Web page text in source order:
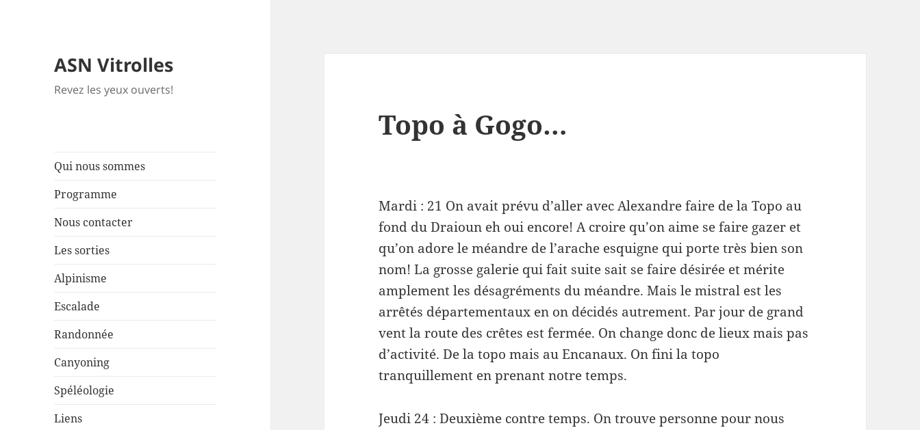
ASN Vitrolles
Revez les yeux ouverts!
Qui nous sommes
Programme
Nous contacter
Les sorties
Alpinisme
Escalade
Randonnée
Canyoning
Spéléologie
Liens
Topo à Gogo…
Mardi : 21 On avait prévu d’aller avec Alexandre faire de la Topo au
fond du Draioun eh oui encore! A croire qu’on aime se faire gazer et
qu’on adore le méandre de l’arache esquigne qui porte très bien son
nom! La grosse galerie qui fait suite sait se faire désirée et mérite
amplement les désagréments du méandre. Mais le mistral est les
arrêtés départementaux en on décidés autrement. Par jour de grand
vent la route des crêtes est fermée. On change donc de lieux mais pas
d’activité. De la topo mais au Encanaux. On fini la topo
tranquillement en prenant notre temps.
Jeudi 24 : Deuxième contre temps. On trouve personne pour nous